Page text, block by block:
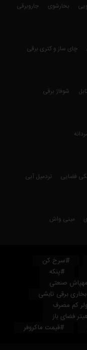
بخارشوی
جاروبرقی
چای ساز و کتری برقی
شوفاژ برقی
فضایی
تردمیل آبی
مینی واش
#سرخ کن
#پنکه
صنعتی
برقی تابشی
کم مصرف
فضای باز
#قیمت ماکروفر